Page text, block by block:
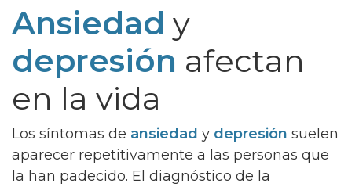
Ansiedad y
depresión afectan
en la vida
Los síntomas de ansiedad y depresión suelen
aparecer repetitivamente a las personas que
la han padecido. El diagnóstico de la